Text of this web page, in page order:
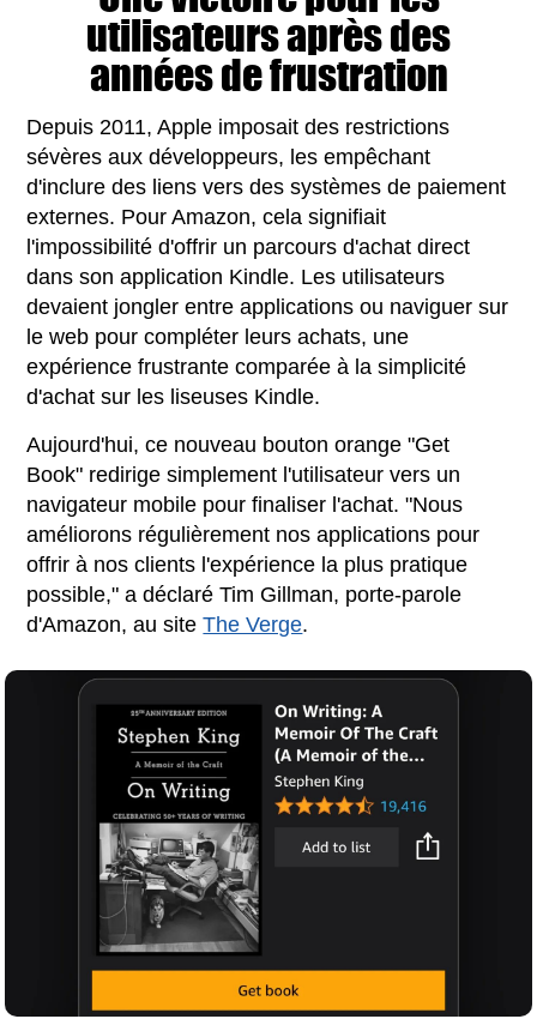
utilisateurs après des
années de frustration
Depuis 2011, Apple imposait des restrictions
sévères aux développeurs, les empêchant
d'inclure des liens vers des systèmes de paiement
externes. Pour Amazon, cela signifiait
l'impossibilité d'offrir un parcours d'achat direct
dans son application Kindle. Les utilisateurs
devaient jongler entre applications ou naviguer sur
le web pour compléter leurs achats, une
expérience frustrante comparée à la simplicité
d'achat sur les liseuses Kindle.
Aujourd'hui, ce nouveau bouton orange "Get
Book" redirige simplement l'utilisateur vers un
navigateur mobile pour finaliser l'achat. "Nous
améliorons régulièrement nos applications pour
offrir à nos clients l'expérience la plus pratique
possible," a déclaré Tim Gillman, porte-parole
d'Amazon, au siteThe Verge.